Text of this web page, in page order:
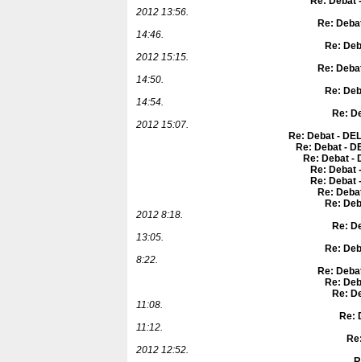
2012 13:56.
Re:
14:46.
Re:
2012 15:15.
Re:
14:50.
Re:
14:54.
Re:
2012 15:07.
Re: Debat -
Re: Debat -
Re: Debat -
Re: Debat
Re: Debat
Re:
Re:
2012 8:18.
Re:
13:05.
Re:
8:22.
Re:
Re:
Re:
11:08.
Re:
11:12.
2012 12:52.